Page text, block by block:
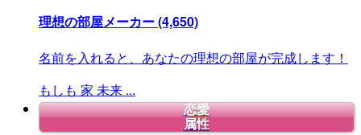
理想の部屋メーカー(4,650)
名前を入れると、あなたの理想の部屋が完成します！
もしも 家 未来 ...
恋愛
属性